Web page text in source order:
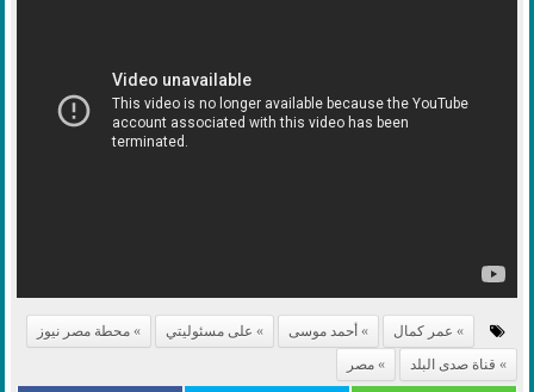
عمر كمال أحمد موسى على مسئوليتي
محطة مصر نيوز
قناة صدى البلد
مصر